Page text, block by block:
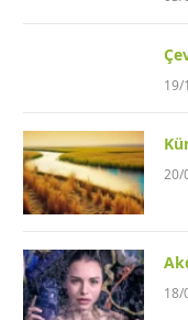
19/
20/
18/